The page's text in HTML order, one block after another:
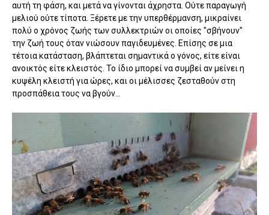
αυτή τη φάση, και μετά να γίνονται άχρηστα. Ούτε παραγωγή
μελιού ούτε τίποτα. Ξέρετε με την υπερθέρμανση, μικραίνει
πολύ ο χρόνος ζωής των συλλεκτριών οι οποίες "σβήνουν"
την ζωή τους όταν νιώσουν παγιδευμένες. Επίσης σε μια
τέτοια κατάσταση, βλάπτεται σημαντικά ο γόνος, είτε είναι
ανοικτός είτε κλειστός. Το ίδιο μπορεί να συμβεί αν μείνει η
κυψέλη κλειστή για ώρες, και οι μέλισσες ζεσταθούν στη
προσπάθεια τους να βγούν...